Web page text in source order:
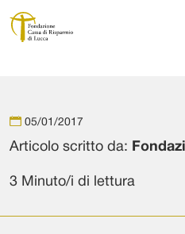
Navigazione principale
05/01/2017
Articolo scritto da:
3 Minuto/i di lettura